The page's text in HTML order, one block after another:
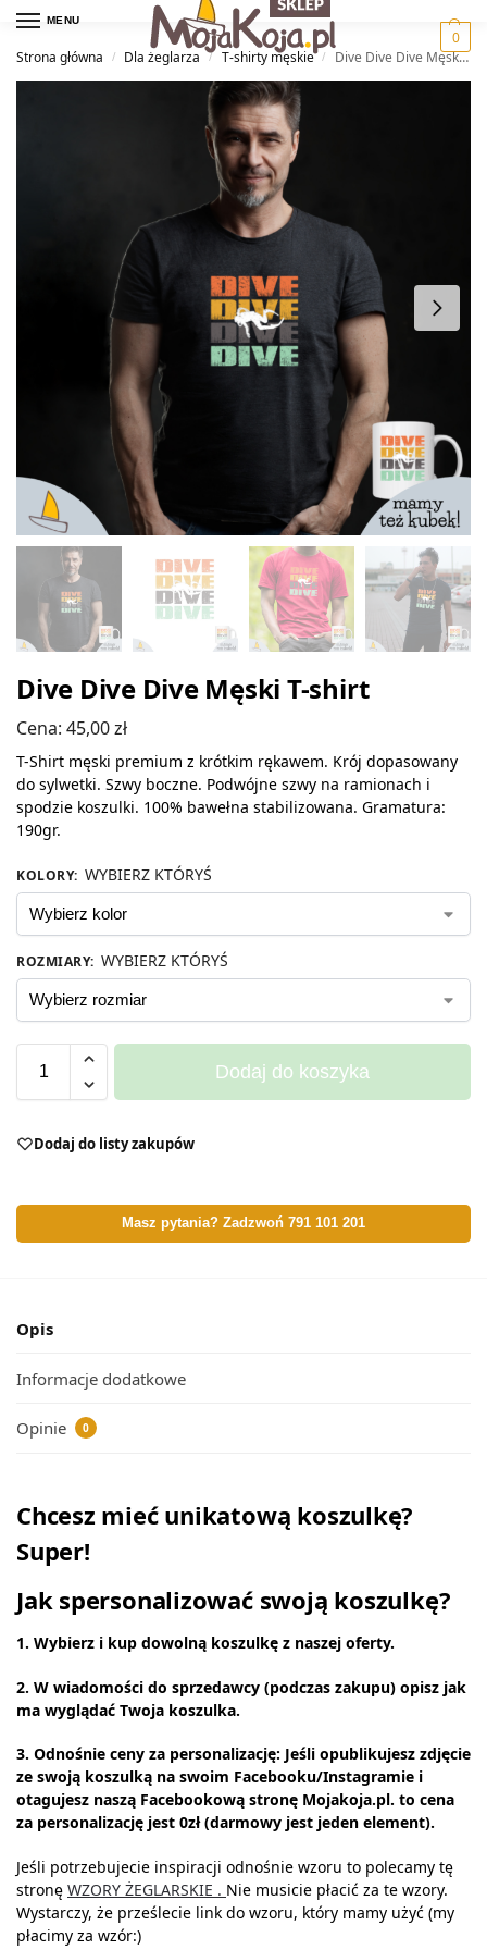
MENU
0
Strona główna
/ Dla żeglarza / T-shirty męskie / Dive Dive Dive Męski T-shirt
Dive Dive Dive Męski T-shirt
Cena: 45,00zł
T-Shirt męski premium z krótkim rękawem. Krój dopasowany
do sylwetki. Szwy boczne. Podwójne szwy na ramionach i
spodzie koszulki. 100% bawełna stabilizowana. Gramatura:
190gr.
KOLORY: WYBIERZ KTÓRYŚ
ROZMIARY: WYBIERZ KTÓRYŚ
Dodaj do koszyka
Dodaj do listy zakupów
Masz pytania? Zadzwoń 791 101 201
Opis
Informacje dodatkowe
Opinie 0
Chcesz mieć unikatową koszulkę?
Super!
Jak spersonalizować swoją koszulkę?
1. Wybierz i kup dowolną koszulkę z naszej oferty.
2. W wiadomości do sprzedawcy (podczas zakupu) opisz jak
ma wyglądać Twoja koszulka.
3. Odnośnie ceny za personalizację: Jeśli opublikujesz zdjęcie
ze swoją koszulką na swoim Facebooku/Instagramie i
otagujesz naszą Facebookową stronę Mojakoja.pl. to cena
za personalizację jest 0zł (darmowy jest jeden element).
Jeśli potrzebujecie inspiracji odnośnie wzoru to polecamy tę
stronę WZORY ŻEGLARSKIE . Nie musicie płacić za te wzory.
Wystarczy, że prześlecie link do wzoru, który mamy użyć (my
płacimy za wzór:)